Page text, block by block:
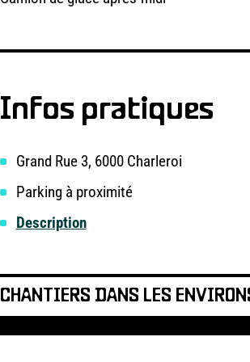
Infos pratiques
Grand Rue 3, 6000 Charleroi
Parking à proximité
Description
CHANTIERS DANS LES